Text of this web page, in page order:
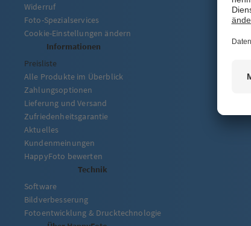
Widerruf
Foto-Spezialservices
Cookie-Einstellungen ändern
Informationen
Preisliste
Alle Produkte im Überblick
Zahlungsoptionen
Lieferung und Versand
Zufriedenheitsgarantie
Aktuelles
Kundenmeinungen
HappyFoto bewerten
Technik
Software
Bildverbesserung
Fotoentwicklung & Drucktechnologie